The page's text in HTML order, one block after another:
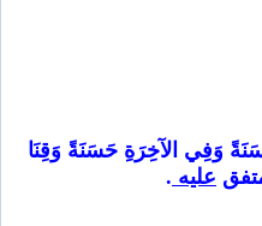
حَسَنَةً وَفِي الآخِرَةِ حَسَنَةً وَقِنَا
عليه .